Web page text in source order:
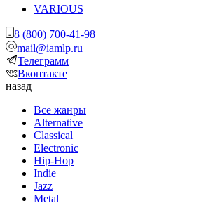
VARIOUS
8 (800) 700-41-98
mail@iamlp.ru
Телеграмм
Вконтакте
назад
Все жанры
Alternative
Classical
Electronic
Hip-Hop
Indie
Jazz
Metal